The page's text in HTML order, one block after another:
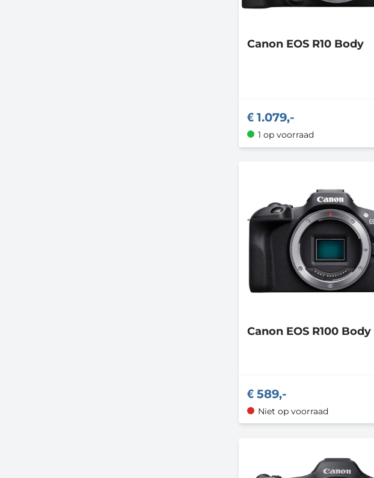
Canon EOS R10 Body
1.079,-
1 op voorraad
Canon EOS R100 Body
589,-
Niet op voorraad